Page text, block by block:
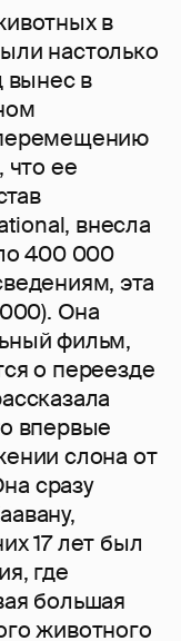
в
настолько
вынес в
что ее
внесла
400 000
эта
Она
фильм,
о переезде
впервые
слона от
сразу
17 лет был
где
большая
животного